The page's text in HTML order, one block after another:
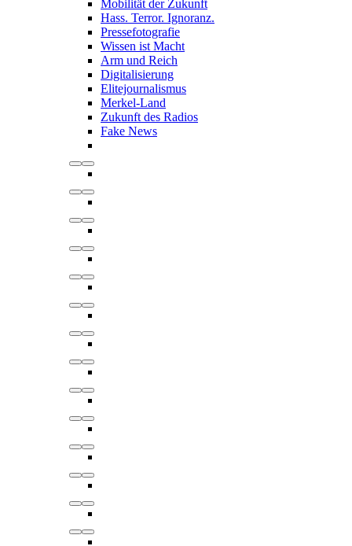
Mobilität der Zukunft
Hass. Terror. Ignoranz.
Pressefotografie
Wissen ist Macht
Arm und Reich
Digitalisierung
Elitejournalismus
Merkel-Land
Zukunft des Radios
Fake News